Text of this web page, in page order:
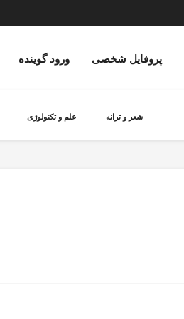
ورود گوینده پروفایل شخصی
علم و تکنولوژی شعر و ترانه